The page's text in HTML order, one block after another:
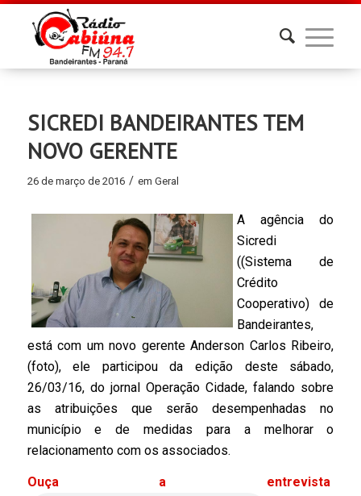
SICREDI BANDEIRANTES TEM
NOVO GERENTE
26 de março de 2016 / em Geral
A agência do
Sicredi
((Sistema de
Crédito
Cooperativo) de
Bandeirantes,
está com um novo gerente Anderson Carlos Ribeiro,
(foto), ele participou da edição deste sábado,
26/03/16, do jornal Operação Cidade, falando sobre
as atribuições que serão desempenhadas no
município e de medidas para a melhorar o
relacionamento com os associados.
Ouça a entrevista